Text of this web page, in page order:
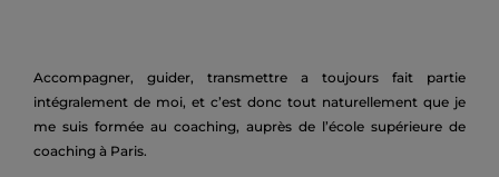
Accompagner, guider, transmettre a toujours fait partie
intégralement de moi, et c’est donc tout naturellement que je
me suis formée au coaching, auprès de l’école supérieure de
coaching à Paris.